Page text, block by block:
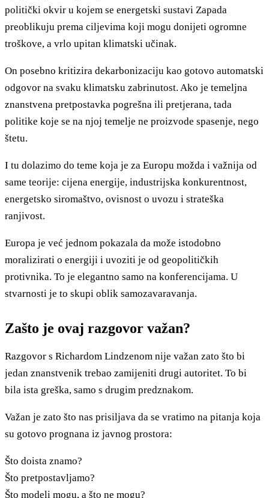
politički okvir u kojem se energetski sustavi Zapada
preoblikuju prema ciljevima koji mogu donijeti ogromne
troškove, a vrlo upitan klimatski učinak.
On posebno kritizira dekarbonizaciju kao gotovo automatski
odgovor na svaku klimatsku zabrinutost. Ako je temeljna
znanstvena pretpostavka pogrešna ili pretjerana, tada
politike koje se na njoj temelje ne proizvode spasenje, nego
štetu.
I tu dolazimo do teme koja je za Europu možda i važnija od
same teorije: cijena energije, industrijska konkurentnost,
energetsko siromaštvo, ovisnost o uvozu i strateška
ranjivost.
Europa je već jednom pokazala da može istodobno
moralizirati o energiji i uvoziti je od geopolitičkih
protivnika. To je elegantno samo na konferencijama. U
stvarnosti je to skupi oblik samozavaravanja.
Zašto je ovaj razgovor važan?
Razgovor s Richardom Lindzenom nije važan zato što bi
jedan znanstvenik trebao zamijeniti drugi autoritet. To bi
bila ista greška, samo s drugim predznakom.
Važan je zato što nas prisiljava da se vratimo na pitanja koja
su gotovo prognana iz javnog prostora:
Što doista znamo?
Što pretpostavljamo?
Što modeli mogu, a što ne mogu?